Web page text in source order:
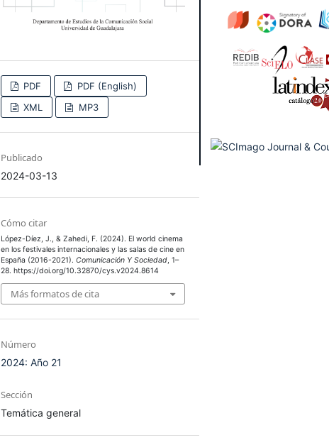
PDF
PDF (English)
XML
MP3
Publicado
2024-03-13
Cómo citar
López-Díez, J., & Zahedi, F. (2024). El world cinema
en los festivales internacionales y las salas de cine en
España (2016-2021).Comunicación Y Sociedad, 1–
28. https://doi.org/10.32870/cys.v2024.8614
Más formatos de cita
Número
2024: Año 21
Sección
Temática general